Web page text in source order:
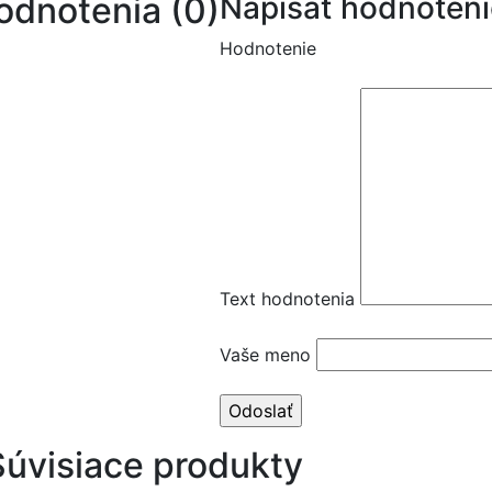
(0)
Hodnotenie
Text hodnotenia
Vaše meno
produkty